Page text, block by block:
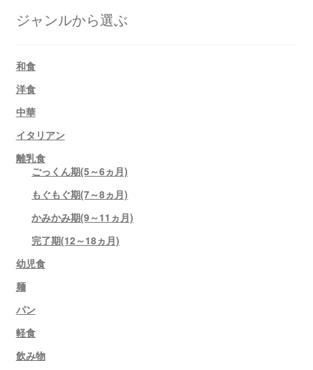
ジャンルから選ぶ
和食
洋食
中華
イタリアン
離乳食
ごっくん期(5～6ヵ月)
もぐもぐ期(7～8ヵ月)
かみかみ期(9～11ヵ月)
完了期(12～18ヵ月)
幼児食
麺
パン
軽食
飲み物